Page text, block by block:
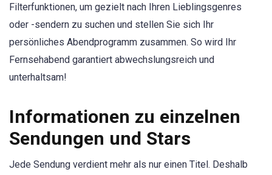
Filterfunktionen, um gezielt nach Ihren Lieblingsgenres
oder -sendern zu suchen und stellen Sie sich Ihr
persönliches Abendprogramm zusammen. So wird Ihr
Fernsehabend garantiert abwechslungsreich und
unterhaltsam!
Informationen zu einzelnen
Sendungen und Stars
Jede Sendung verdient mehr als nur einen Titel. Deshalb